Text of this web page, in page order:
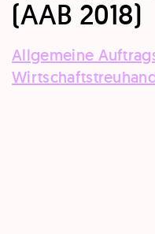
(AAB 2018)
Allgemeine